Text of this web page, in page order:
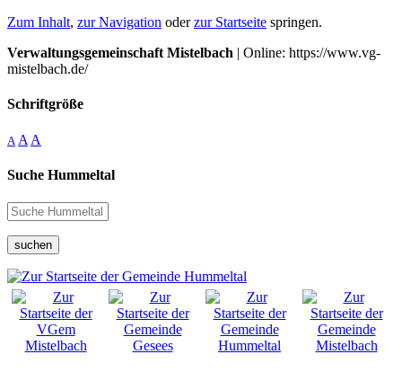
Zum Inhalt, zur Navigation oderzur Startseite springen.
Verwaltungsgemeinschaft Mistelbach | Online: https://www.vg-
mistelbach.de/
Schriftgröße
A A A
Suche Hummeltal
suchen